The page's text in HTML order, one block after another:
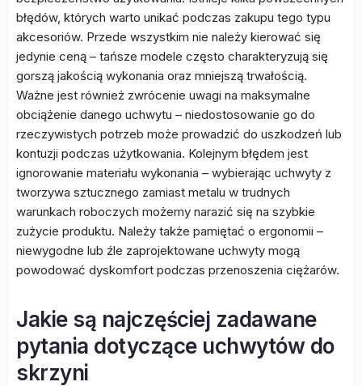
błędów, których warto unikać podczas zakupu tego typu
akcesoriów. Przede wszystkim nie należy kierować się
jedynie ceną – tańsze modele często charakteryzują się
gorszą jakością wykonania oraz mniejszą trwałością.
Ważne jest również zwrócenie uwagi na maksymalne
obciążenie danego uchwytu – niedostosowanie go do
rzeczywistych potrzeb może prowadzić do uszkodzeń lub
kontuzji podczas użytkowania. Kolejnym błędem jest
ignorowanie materiału wykonania – wybierając uchwyty z
tworzywa sztucznego zamiast metalu w trudnych
warunkach roboczych możemy narazić się na szybkie
zużycie produktu. Należy także pamiętać o ergonomii –
niewygodne lub źle zaprojektowane uchwyty mogą
powodować dyskomfort podczas przenoszenia ciężarów.
Jakie są najczęściej zadawane
pytania dotyczące uchwytów do
skrzyni